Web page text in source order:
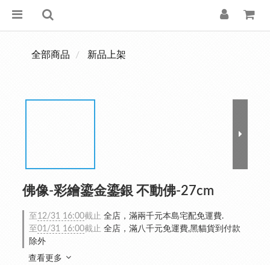
全部商品 新品上架
佛像-彩繪鎏金鎏銀 不動佛-27cm
至 12/31 16:00截止 全店，滿兩千元本島宅配免運費.
至01/31 16:00截止 全店，滿八千元免運費,黑貓貨到付款
除外
查看更多